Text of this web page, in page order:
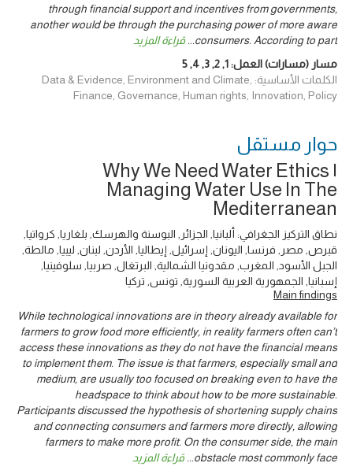
through financial support and incentives from governments,
another would be through the purchasing power of more aware
consumers. According to part
... قراءة المزيد
مسار (مسارات) العمل:1
,
2
,
3
,
4
,
5
الكلمات الأساسية: Data & Evidence, Environment and Climate,
Finance, Governance, Human rights, Innovation, Policy
حوار ‎مستقل
Why We Need Water Ethics |
Managing Water Use In The
Mediterranean
نطاق التركيز الجغرافي: ألبانيا, الجزائر, البوسنة والهرسك, بلغاريا, كرواتيا,
قبرص, مصر, فرنسا, اليونان, إسرائيل, إيطاليا, الأردن, لبنان, ليبيا, مالطة,
الجبل الأسود, المغرب, مقدونيا الشمالية, البرتغال, صربيا, سلوفينيا,
إسبانيا, الجمهورية العربية السورية, تونس, تركيا
Main findings
While technological innovations are in theory already available for
farmers to grow food more efficiently, in reality farmers often can’t
access these innovations as they do not have the financial means
to implement them. The issue is that farmers, especially small and
medium, are usually too focused on breaking even to have the
headspace to think about how to be more sustainable.
Participants discussed the hypothesis of shortening supply chains
and connecting consumers and farmers more directly, allowing
farmers to make more profit. On the consumer side, the main
obstacle most commonly face
... قراءة المزيد